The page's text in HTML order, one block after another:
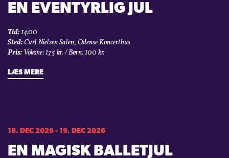
EN EVENTYRLIG JUL
Tid:14:00
Sted:Carl Nielsen Salen, Odense Koncerthus
Pris: Voksne: 175 kr. / Børn: 100 kr.
LÆS MERE
18. DEC 2026 - 19. DEC 2026
EN MAGISK BALLETJUL